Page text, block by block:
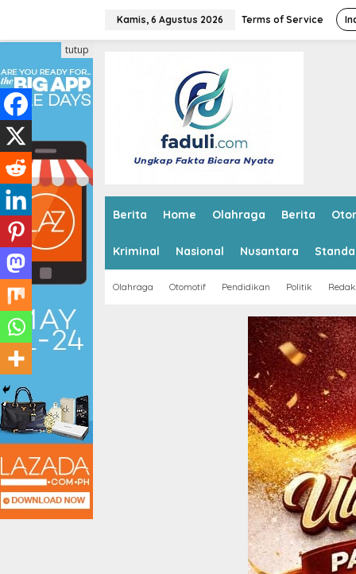
i
k
e
k
n
n
Kamis, 6 Agustus 2026 Terms of Service
Berita Home Olahraga Berita
Kriminal Nasional Nusantara
Olahraga Otomotif Pendidikan Politik
tutup